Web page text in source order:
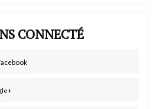
CONNECTÉ